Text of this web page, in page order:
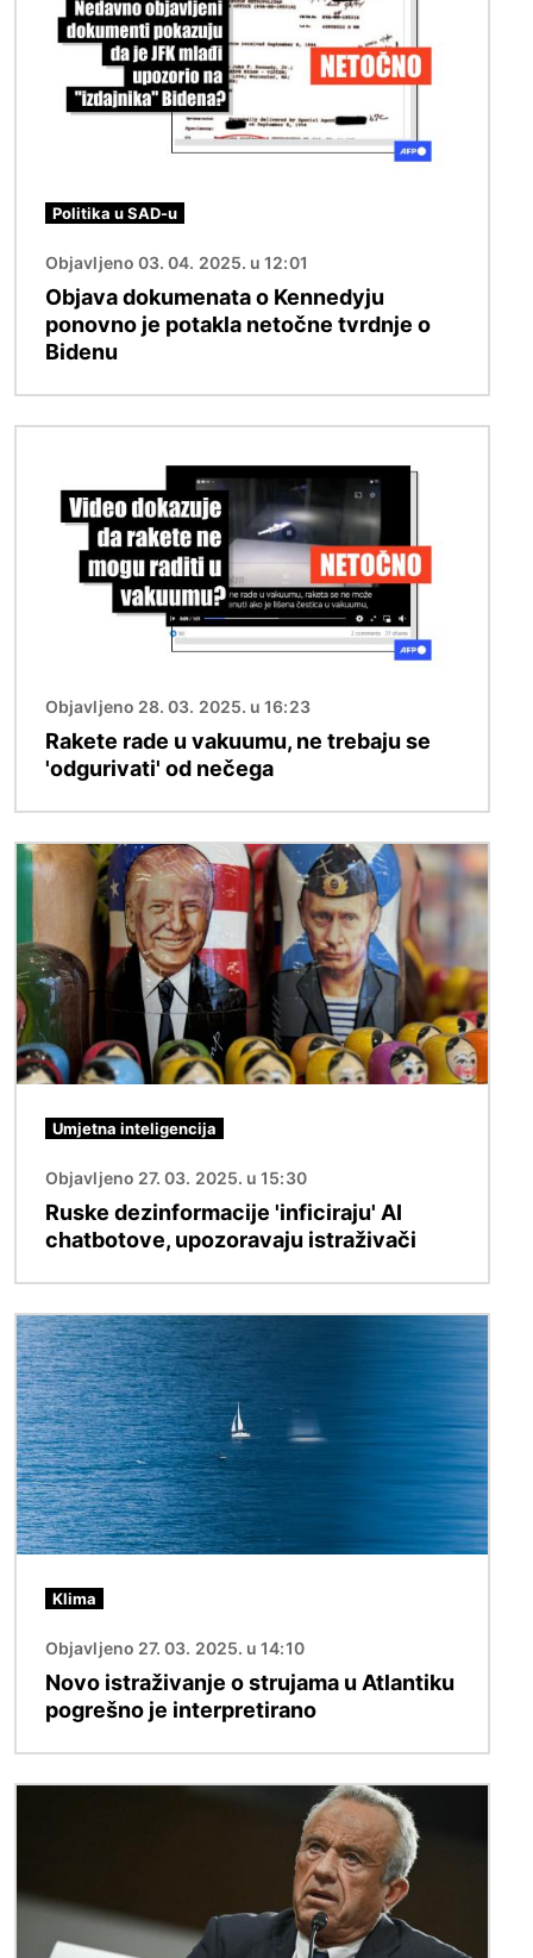
Politika u SAD-u
Objavljeno 03. 04. 2025. u 12:01
Objava dokumenata o Kennedyju
ponovno je potakla netočne tvrdnje o
Bidenu
Objavljeno 28. 03. 2025. u 16:23
Rakete rade u vakuumu, ne trebaju se
'odgurivati' od nečega
Slika
Umjetna inteligencija
Objavljeno 27. 03. 2025. u 15:30
Ruske dezinformacije 'inficiraju' AI
chatbotove, upozoravaju istraživači
Slika
Klima
Objavljeno 27. 03. 2025. u 14:10
Novo istraživanje o strujama u Atlantiku
pogrešno je interpretirano